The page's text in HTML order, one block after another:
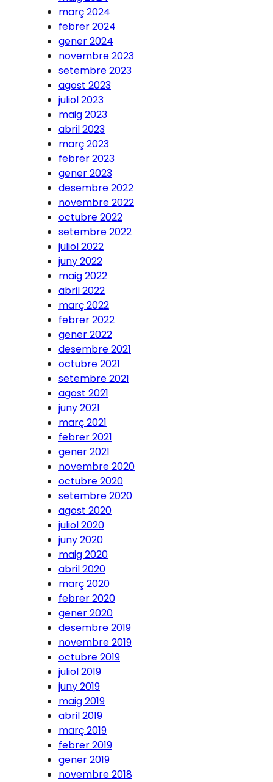
març 2024
febrer 2024
gener 2024
novembre 2023
setembre 2023
agost 2023
juliol 2023
maig 2023
abril 2023
març 2023
febrer 2023
gener 2023
desembre 2022
novembre 2022
octubre 2022
setembre 2022
juliol 2022
juny 2022
maig 2022
abril 2022
març 2022
febrer 2022
gener 2022
desembre 2021
octubre 2021
setembre 2021
agost 2021
juny 2021
març 2021
febrer 2021
gener 2021
novembre 2020
octubre 2020
setembre 2020
agost 2020
juliol 2020
juny 2020
maig 2020
abril 2020
març 2020
febrer 2020
gener 2020
desembre 2019
novembre 2019
octubre 2019
juliol 2019
juny 2019
maig 2019
abril 2019
març 2019
febrer 2019
gener 2019
novembre 2018